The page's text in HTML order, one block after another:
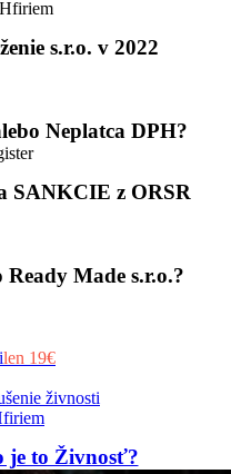
s.r.o. v 2022
Neplatca DPH?
SANKCIE z ORSR
Ready Made s.r.o.?
len 19€
živnosti
je to Živnosť?